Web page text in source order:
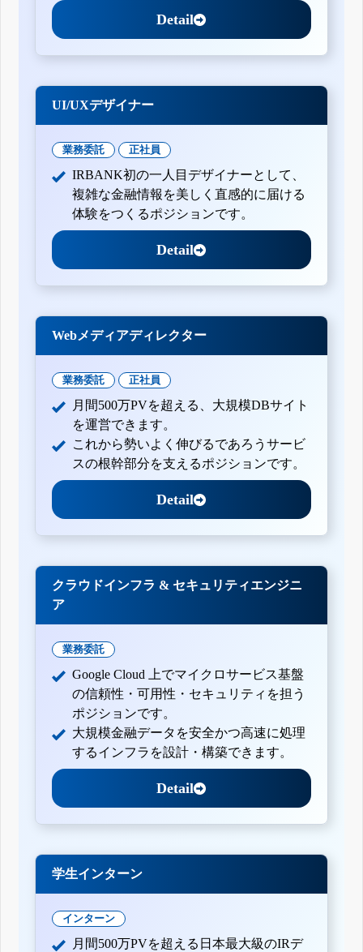
Detail
UI/UXデザイナー
業務委託 正社員
IRBANK初の一人目デザイナーとして、
複雑な金融情報を美しく直感的に届ける
体験をつくるポジションです。
Detail
Webメディアディレクター
業務委託 正社員
月間500万PVを超える、大規模DBサイト
を運営できます。
これから勢いよく伸びるであろうサービ
スの根幹部分を支えるポジションです。
Detail
クラウドインフラ & セキュリティエンジニ
ア
業務委託
Google Cloud 上でマイクロサービス基盤
の信頼性・可用性・セキュリティを担う
ポジションです。
大規模金融データを安全かつ高速に処理
するインフラを設計・構築できます。
Detail
学生インターン
インターン
月間500万PVを超える日本最大級のIRデ